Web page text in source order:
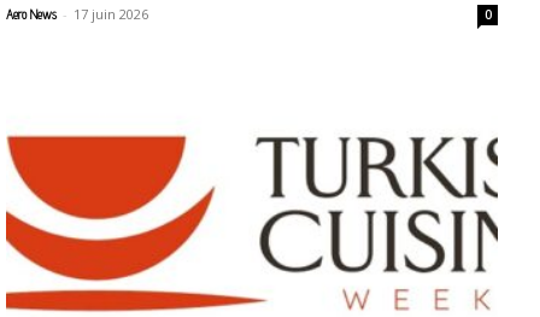
Aero News - 17 juin 2026 0